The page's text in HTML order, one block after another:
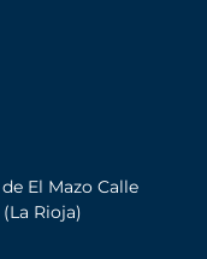
El Mazo Calle
Rioja)